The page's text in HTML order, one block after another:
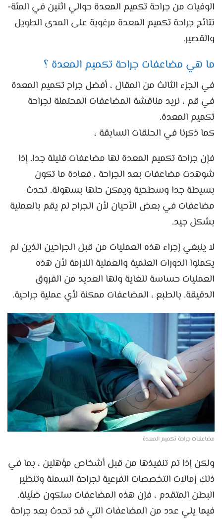
الوفيات من جراحة تكميم المعدة حوالي اثنين في المئة-
نتائج جراحة تكميم المعدة مرغوبة على المدى الطويل
والقصير.
ما هي مضاعفات جراحة تكميم المعدة ؟
في الجزء الثالث من المقال ، أفضل جراح تكميم المعدة
في قم ، نريد مناقشة المضاعفات المحتملة لجراحة
تكميم المعدة.
كما ذكرنا في الحلقات السابقة ،
فإن جراحة تكميم المعدة لها مضاعفات قليلة جدا. إذا
شوهدت مضاعفات بعد الجراحة ، فعادة ما تكون
بسيطة جدا وسطحية ويمكن حلها بسهولة. تحدث
مضاعفات في بعض الأحيان لأن الجراح لم يقم بالعملية
بشكل جيد.
لا ينبغي إجراء هذه العمليات من قبل الجراحين الذين لم
يكملوا الدورات العلمية والعملية اللازمة لأن هذه
العمليات حساسة للغاية ولها العديد من الفروق
الدقيقة. بالطبع ، المضاعفات ممكنة لأي عملية جراحية.
مضاعفات جراحة تكميم المعدة
ولكن إذا تم تنفيذها من قبل أشخاص مؤهلين ، بما في
ذلك زمالات التخصصات الفرعية لجراحة السمنة وتنظير
البطن المتقدم ، فإن هذه المضاعفات ستكون ضئيلة.
فيما يلي عدد من المضاعفات التي قد تحدث بعد جراحة